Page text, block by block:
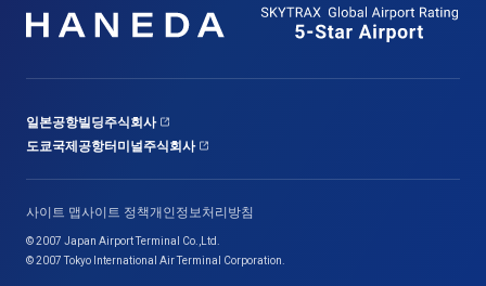
일본공항빌딩주식회사
도쿄국제공항터미널주식회사
사이트 맵사이트 정책개인정보처리방침
© 2007 Japan Airport Terminal Co.,Ltd.
© 2007 Tokyo International Air Terminal Corporation.